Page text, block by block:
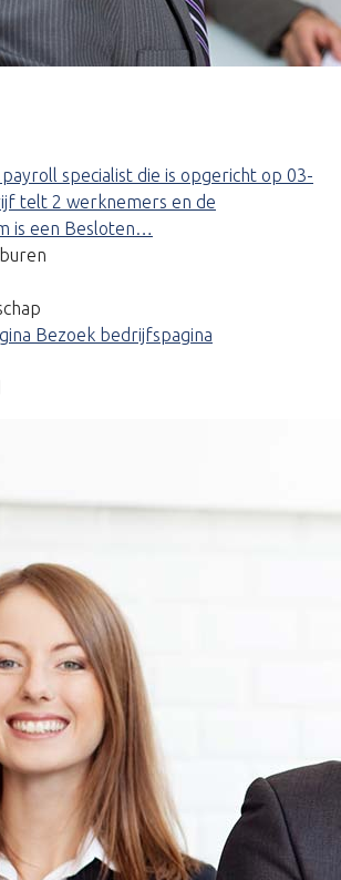
payroll specialist die is opgericht op 03-
telt 2 werknemers en de
is een Besloten…
Bezoek bedrijfspagina